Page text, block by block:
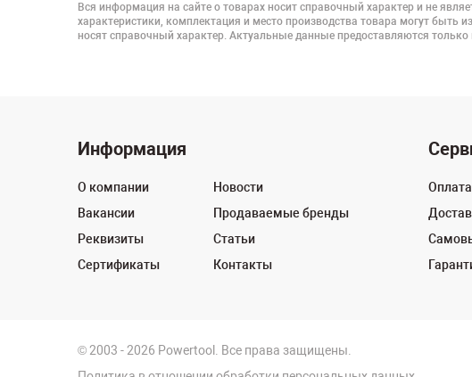
Вся информация на сайте о товарах носит справочный характер и не
характеристики, комплектация и место производства товара могут быть
носят справочный характер. Актуальные данные предоставляются
Информация
О компании
Вакансии
Реквизиты
Сертификаты
Новости
Продаваемые бренды
Статьи
Контакты
Оплата
© 2003 - 2026 Powertool. Все права защищены.